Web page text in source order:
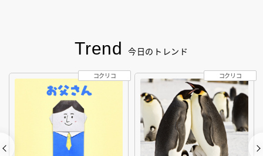
Trend 今日のトレンド
コクリコ コクリコ